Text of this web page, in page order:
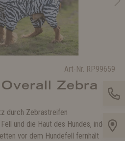
Art-Nr. RP99659
Zebra
durch Zebrastreifen
und die Haut des Hundes, indem
vor dem Hundefell fernhält